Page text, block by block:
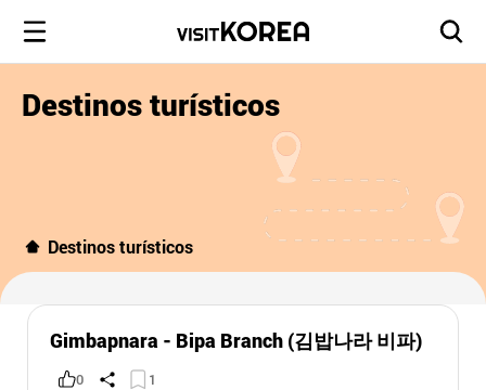
Destinos turísticos
Destinos turísticos
Gimbapnara - Bipa Branch (김밥나라 비파)
0 1